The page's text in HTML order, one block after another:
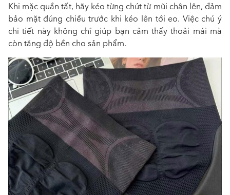
Khi mặc quần tất, hãy kéo từng chút từ mũi chân lên, đảm
bảo mặt đúng chiều trước khi kéo lên tới eo. Việc chú ý
chi tiết này không chỉ giúp bạn cảm thấy thoải mái mà
còn tăng độ bền cho sản phẩm.